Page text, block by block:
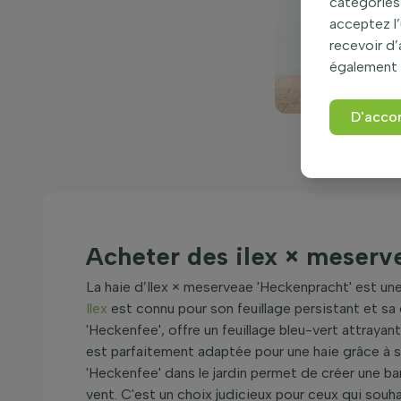
Acheter des ilex ×
La haie d’Ilex × meserveae 'Heckenpracht' est
Ilex est connu pour son feuillage persistant et
'Heckenfee', offre un feuillage bleu-vert
est parfaitement adaptée pour une haie grâce à
'Heckenfee' dans le jardin permet de créer une
vent. C'est un choix judicieux pour ceux qui
acceptez
recevoir
également